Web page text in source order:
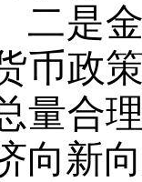
二是
币政
量合
向新向